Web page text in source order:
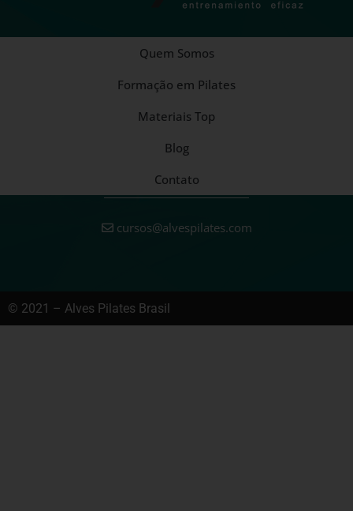
Quem Somos
Formação em Pilates
Materiais Top
Blog
Contato
cursos@alvespilates.com
© 2021 – Alves Pilates Brasil